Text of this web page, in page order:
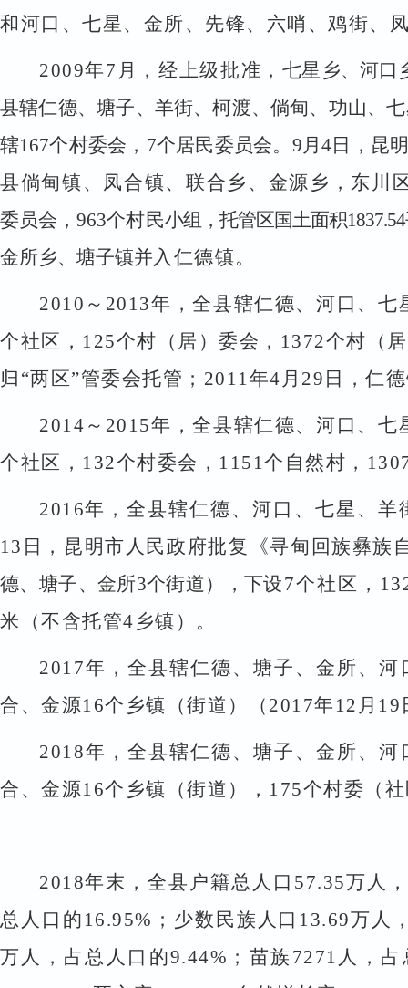
和河口、七星、金所、先锋、六哨、鸡街、
2009年7 月，经上级批准，七星乡、河口
县辖仁德、塘子、羊街、柯渡、倘甸、功山、
辖167个村委会， 7个居民委员会。 9月4日，昆
县倘甸镇、凤合镇、联合乡、金源乡，东川
委员会，963个村民小组，托管区国土面积1837.54
金所乡、塘子镇并入仁德镇。
2010 ～ 2013年，全县辖仁德、河口、
个社区， 125个村（居）委会， 1372个村（
归 “两区”管委会托管； 2011年4 月 29 日，仁
2014 ～ 2015年，全县辖仁德、河口、
个社区， 132个村委会， 1151个自然村，
2016年，全县辖仁德、河口、七星、
13 日，昆明市人民政府批复《寻甸回族彝族
德、塘子、金所3个街道），下设7个社区，
米（不含托管4 乡镇）。
2017年，全县辖仁德、塘子、金所、
合、金源16个乡镇（街道）（ 2017年 12 月 19
2018年，全县辖仁德、塘子、金所、
合、金源16个乡镇（街道）， 175个村委（
2018年末，全县户籍总人口 57.35万人
总人口的 16.95% ；少数民族人口 13.69万人
万人，占总人口的9.44% ；苗族 7271 人，